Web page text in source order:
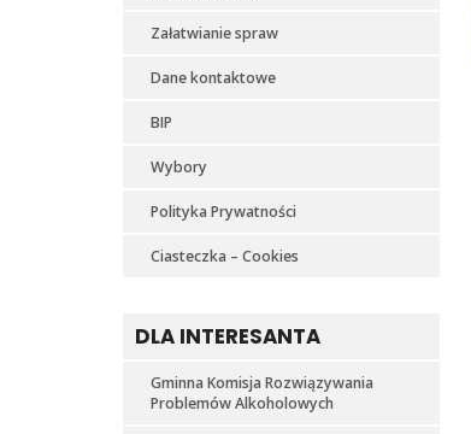
Załatwianie spraw
Dane kontaktowe
BIP
Wybory
Polityka Prywatności
Ciasteczka – Cookies
DLA INTERESANTA
Gminna Komisja Rozwiązywania
Problemów Alkoholowych